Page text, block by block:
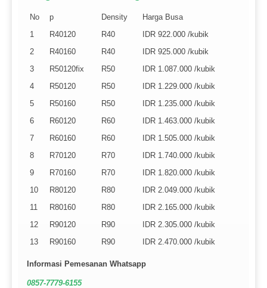
No p Density
Harga Busa
1
R40120 R40
IDR 922.000 /kubik
2
R40160 R40
IDR 925.000 /kubik
3
R50120fix R50
IDR 1.087.000 /kubik
4
R50120 R50
IDR 1.229.000 /kubik
5
R50160 R50
IDR 1.235.000 /kubik
6
R60120 R60
IDR 1.463.000 /kubik
7
R60160 R60
IDR 1.505.000 /kubik
8
R70120 R70
IDR 1.740.000 /kubik
9
R70160 R70
IDR 1.820.000 /kubik
10
R80120 R80
IDR 2.049.000 /kubik
11
R80160 R80
IDR 2.165.000 /kubik
12
R90120 R90
IDR 2.305.000 /kubik
13
R90160 R90 IDR 2.470.000 /kubik
Informasi Pemesanan Whatsapp
0857-7779-6155